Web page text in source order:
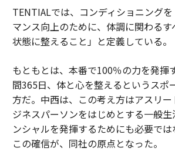
TENTIALでは、コンディショニング
マンス向上のために、体調に関わる
状態に整えること」と定義している。
もともとは、本番で100％の力を発揮
間365日、体と心を整えるというスポ
方だ。中西は、この考え方はアスリ
ジネスパーソンをはじめとする一般
ンシャルを発揮するためにも必要では
この確信が、同社の原点となった。